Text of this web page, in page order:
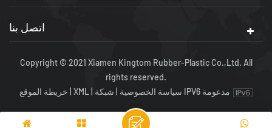
اتصل بنا
Copyright © 2021 Xiamen Kingtom Rubber-Plastic Co.,Ltd. All
rights reserved.
XML سياسة الخصوصية شبكة IPV6 مدعومة